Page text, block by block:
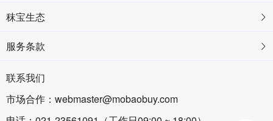
秣宝生态
服务条款
联系我们
市场合作：webmaster@mobaobuy.com